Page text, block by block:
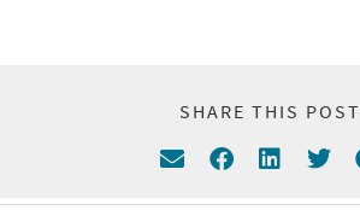
SHARE THIS POST